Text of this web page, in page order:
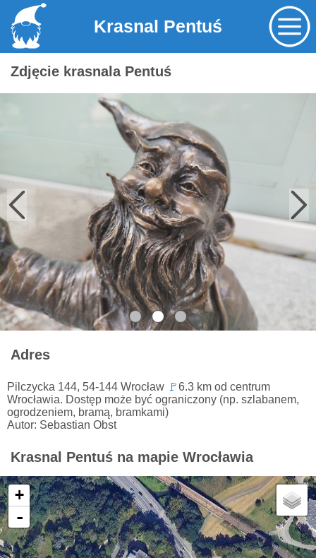
Krasnal Pentuś
Zdjęcie krasnala Pentuś
Adres
Pilczycka 144, 54-144 Wrocław 🚩6.3 km od centrum
Wrocławia. Dostęp może być ograniczony (np. szlabanem,
ogrodzeniem, bramą, bramkami)
Autor: Sebastian Obst
Krasnal Pentuś na mapie Wrocławia
+
-